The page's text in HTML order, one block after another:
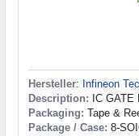
Hersteller: Infineon
Description: IC GATE
Packaging: Tape &
Package / Case: 8-